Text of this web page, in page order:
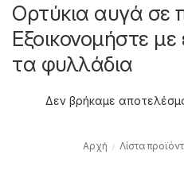
Ορτύκια αυγά σε
Εξοικονομήστε
τα φυλλάδια
Δεν βρήκαμε
Αρχή Λίστα